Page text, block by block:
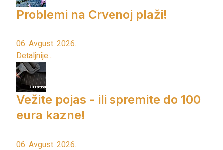
Problemi na Crvenoj plaži!
06. Avgust. 2026.
Detaljnije...
Vežite pojas - ili spremite do 100
eura kazne!
06. Avgust. 2026.